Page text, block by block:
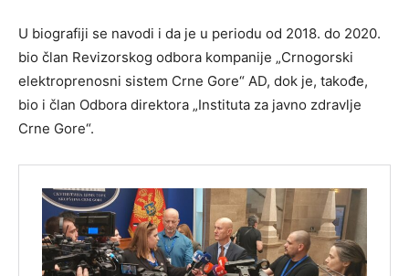
U biografiji se navodi i da je u periodu od 2018. do 2020.
bio član Revizorskog odbora kompanije „Crnogorski
elektroprenosni sistem Crne Gore“ AD, dok je, takođe,
bio i član Odbora direktora „Instituta za javno zdravlje
Crne Gore“.